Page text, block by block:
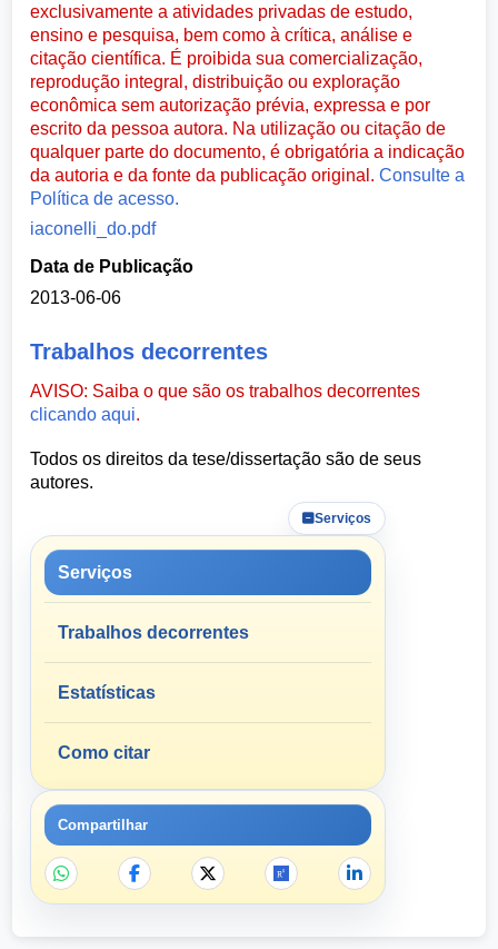
exclusivamente a atividades privadas de estudo,
ensino e pesquisa, bem como à crítica, análise e
citação científica. É proibida sua comercialização,
reprodução integral, distribuição ou exploração
econômica sem autorização prévia, expressa e por
escrito da pessoa autora. Na utilização ou citação de
qualquer parte do documento, é obrigatória a indicação
da autoria e da fonte da publicação original.Consulte a
Política de acesso.
iaconelli_do.pdf
Data de Publicação
2013-06-06
Trabalhos decorrentes
AVISO: Saiba o que são os trabalhos decorrentes
clicando aqui.
Todos os direitos da tese/dissertação são de seus
autores.
Serviços
Serviços
Trabalhos decorrentes
Estatísticas
Como citar
Compartilhar